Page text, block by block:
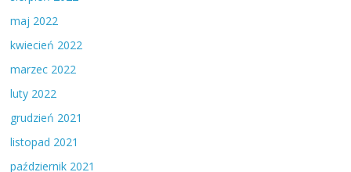
maj 2022
kwiecień 2022
marzec 2022
luty 2022
grudzień 2021
listopad 2021
październik 2021